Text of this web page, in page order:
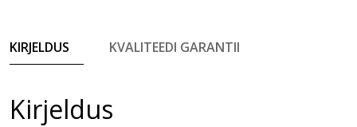
KIRJELDUS KVALITEEDI GARANTII
Kirjeldus